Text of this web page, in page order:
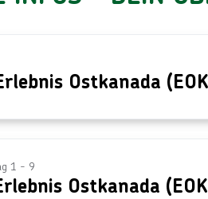
Ostkanada
1 - 9
Ostkanada